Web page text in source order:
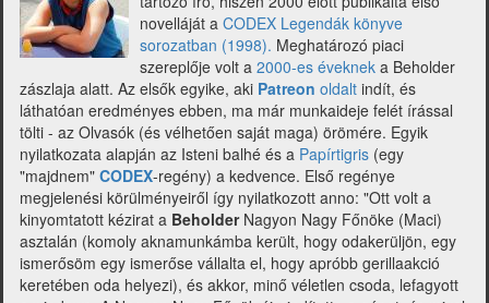
novelláját a CODEX Legendák könyve
sorozatban (1998). Meghatározó piaci
szereplője volt a 2000-es éveknek a Beholder
zászlaja alatt. Az elsők egyike, aki Patreon oldalt indít, és
láthatóan eredményes ebben, ma már munkaideje felét írással
tölti - az Olvasók (és vélhetően saját maga) örömére. Egyik
nyilatkozata alapján az Isteni balhé és a Papírtigris (egy
"majdnem" CODEX-regény) a kedvence. Első regénye
megjelenési körülményeiről így nyilatkozott anno: "Ott volt a
kinyomtatott kézirat a BeholderNagyon Nagy Főnöke (Maci)
asztalán (komoly aknamunkámba került, hogy odakerüljön, egy
ismerősöm egy ismerőse vállalta el, hogy apróbb gerillaakció
keretében oda helyezi), és akkor, minő véletlen csoda, lefagyott